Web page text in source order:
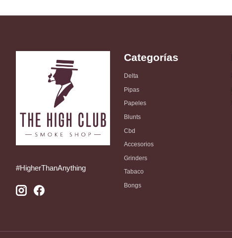
#HigherThanAnything
Categorías
Delta
Pipas
Papeles
Blunts
Cbd
Accesorios
Grinders
Tabaco
Bongs